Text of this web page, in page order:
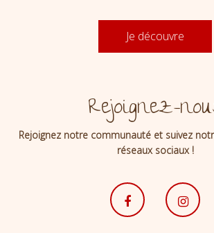
Je découvre
Rejoignez-
Rejoignez notre communauté et suivez
réseaux sociaux !